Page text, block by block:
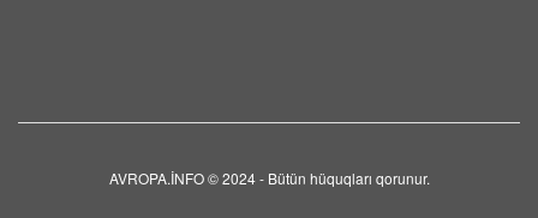
Qüvvələrinin Xarkov vilayətində
AVROPA.İNFO © 2024 - Bütün hüquqları qorunur.